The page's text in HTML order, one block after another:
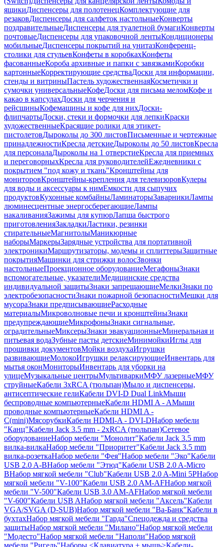
ящикиДиспенсеры для полотенецКомплектующие для
резаковДиспенсеры для салфеток настольныеКонверты
поздравительныеДиспенсеры для туалетной бумагиКонверты
почтовыеДиспенсеры для упаковочной лентыКондиционеры
мобильныеДиспенсеры покрытий на унитазКонференц-
столики для стульевКонфеты в коробкахКонфеты
фасованныеКороба архивные и папки с завязкамиКоробки
картонныеКорректирующие средстваДоски для информации,
стенды и витриныПастель художественнаяКосметички и
сумочки универсальныеКофеДоски для письма меломКофе и
какао в капсулахДоски для черчения и
рейсшиныКофемашины и кофе для нихДоски-
флипчартыДоски, стеки и формочки для лепкиКраски
художественныеКрасящие ролики для этикет-
пистолетовДыроколы до 300 листовПисьменные и чертежные
принадлежностиКресла детскиеДыроколы до 50 листовКресла
для персоналаДыроколы на 1 отверстиеКресла для приемных
и переговорныхКресла для руководителейЕжедневники с
покрытием "под кожу и ткань"Кронштейны для
мониторовКронштейны-крепления для телевизоровКулеры
для воды и аксессуары к нимЕмкости для сыпучих
продуктовКухонные комбайныЛаминаторыЗаварникиЛампы
люминесцентные энергосберегающиеЛампы
накаливанияЗажимы для купюрЛапша быстрого
приготовленияЗакладкиЛастики, резинки
стирательныеМагнитолыМаникюрные
наборыМаркерыЗарядные устройства для портативной
электроникиМаршрутизаторы, модемы и сплиттерыЗащитные
покрытияМашинки для стрижки волосЗвонки
настольныеПроекционное оборудованиеМегафоныЗнаки
вспомогательные, указателиМедицинские средства
индивидуальной защитыЗнаки запрещающиеМелкиЗнаки по
электробезопасностиЗнаки пожарной безопасностиМешки для
мусораЗнаки предписывающиеРасходные
материалыМикроволновые печи и кронштейныЗнаки
предупреждающиеМикрофоныЗнаки сигнальные,
оградительныеМиксерыЗнаки эвакуационныеМинеральная и
питьевая водаЗубные пасты детскиеМинимойкиИглы для
прошивки документовМойки воздухаИгрушки
развивающиеМолокоИгрушки релаксирующиеИнвентарь для
мытья оконМониторыИнвентарь для уборки на
улицеМузыкальные центрыМультиваркиМФУ лазерныеМФУ
струйныеКабели 3xRCA (тюльпан)Мыло и диспенсеры,
антисептические гелиКабели DVI-D Dual LinkМыши
беспроводные компьютерныеКабели HDMI A - AМыши
проводные компьютерныеКабели HDMI A -
C(mini)МясорубкиКабели HDMI-A - DVI-DНабор мебели
"Канц"Кабели Jack 3.5 mm - 2xRCA (тюльпан)Сетевое
оборудованиеНабор мебели "Монолит"Кабели Jack 3.5 mm
вилка-вилкаНабор мебели "Приоритет"Кабели Jack 3.5 mm
вилка-розеткаНабор мебели "Фея"Набор мебели "Эко"Кабели
USB 2.0 A-BНабор мебели "Этюд"Кабели USB 2.0 A-Micro
BНабор мягкой мебели "Club"Кабели USB 2.0 A-Mini 5PНабор
мягкой мебели "V-100"Кабели USB 2.0 AM-AFНабор мягкой
мебели "V-500"Кабели USB 3.0 AM-AFНабор мягкой мебели
"V-600"Кабели USB AНабор мягкой мебели "Аксель"Кабели
VGA/SVGA (D-SUB)Набор мягкой мебели "Ва-Банк"Кабели в
бухтахНабор мягкой мебели "Гарда"Спецодежда и средства
защитыНабор мягкой мебели "Милано"Набор мягкой мебели
"Модесто"Набор мягкой мебели "Наполи"Набор мягкой
мебели "Ригель"Наборы <Клавиатура + мышь>Кабели-